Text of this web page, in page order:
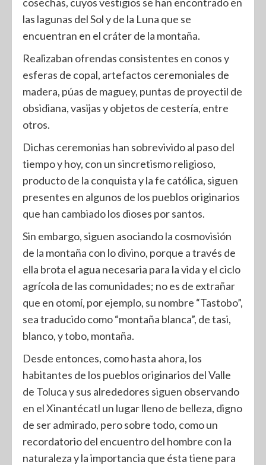
las lagunas del Sol y de la Luna que se
encuentran en el cráter de la montaña.
Realizaban ofrendas consistentes en conos y
esferas de copal, artefactos ceremoniales de
madera, púas de maguey, puntas de proyectil de
obsidiana, vasijas y objetos de cestería, entre
otros.
Dichas ceremonias han sobrevivido al paso del
tiempo y hoy, con un sincretismo religioso,
producto de la conquista y la fe católica, siguen
presentes en algunos de los pueblos originarios
que han cambiado los dioses por santos.
Sin embargo, siguen asociando la cosmovisión
de la montaña con lo divino, porque a través de
ella brota el agua necesaria para la vida y el ciclo
agrícola de las comunidades; no es de extrañar
que en otomí, por ejemplo, su nombre “Tastobo”,
sea traducido como “montaña blanca”, de tasi,
blanco, y tobo, montaña.
Desde entonces, como hasta ahora, los
habitantes de los pueblos originarios del Valle
de Toluca y sus alrededores siguen observando
en el Xinantécatl un lugar lleno de belleza, digno
de ser admirado, pero sobre todo, como un
recordatorio del encuentro del hombre con la
naturaleza y la importancia que ésta tiene para